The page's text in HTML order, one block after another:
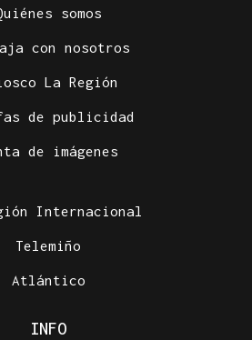
somos
con nosotros
La Región
de publicidad
de imágenes
Internacional
Telemiño
Atlántico
INFO